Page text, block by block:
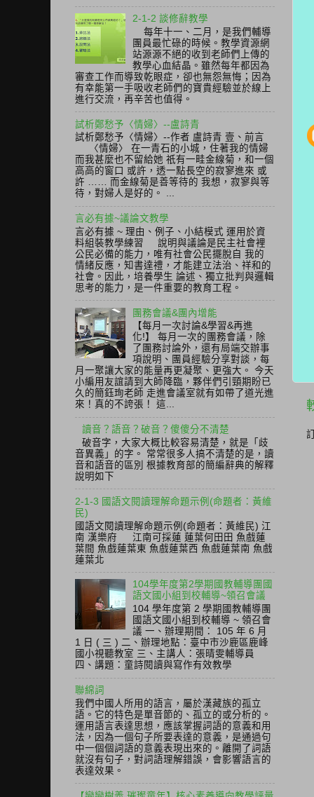
2-1-2 談修辭教學
每年十一、二月，是我們輔導
團員最忙碌的時候。教學資源網
站源源不絕的收到老師們上傳的
教學心血結晶。雖然每年都因為
審查工作而導致乾眼症，卻也無怨無悔；因為
有幸能第一手吸收老師們的寶貴經驗並於線上
進行交流，再辛苦也值得。
試析鄭愁予〈情婦〉--盧詩青
試析鄭愁予〈情婦〉--作者 盧詩青 壹、前言
〈情婦〉 在一青石的小城，住著我的情婦
而我甚麼也不留給她 祇有一畦金線菊，和一個
高高的窗口 或許，透一點長空的寂寥進來 或
許 …… 而金線菊是善等待的 我想，寂寥與等
待，對婦人是好的。 ...
言必有據~議論文教學
言必有據 ~ 理由、例子、小結模式 運用於資
料組裝教學練習 說明與議論是民主社會裡
公民必備的能力，唯有社會公民擺脫自 我的
情緒反應，知書達禮，才能建立法治、祥和的
社會。因此，培養學生 論述、獨立批判與邏輯
思考的能力，是一件重要的教育工程。
團務會議&團內增能
【每月一次討論&學習&再進
化!】 每月一次的團務會議，除
了團務討論外，還有局端交辦事
項說明、團員經驗分享對談，每
月一聚讓大家的能量再更凝聚、更強大。 今天
小編用友誼請到大師降臨，夥伴們引頸期盼已
久的簡鈺珣老師 走進會議室就有如帶了道光進
來！真的不誇張！ 這...
讀音？語音？破音？傻傻分不清楚
破音字，大家大概比較容易清楚，就是「歧
音異義」的字。 常常很多人搞不清楚的是，讀
音和語音的區別 根據教育部的簡編辭典的解釋
說明如下
2-1-3 國語文閱讀理解命題示例(命題者：黃維
民)
國語文閱讀理解命題示例(命題者：黃維民) 江
南 漢樂府 江南可採蓮 蓮葉何田田 魚戲蓮
葉間 魚戲蓮葉東 魚戲蓮葉西 魚戲蓮葉南 魚戲
蓮葉北
104學年度第2學期國教輔導團國
語文國小組到校輔導~領召會議
104 學年度第 2 學期國教輔導團
國語文國小組到校輔導 ~ 領召會
議 一、辦理期間： 105 年 6 月
1 日 ( 三 ) 二、辦理地點：臺中市沙鹿區鹿峰
國小視聽教室 三、主講人：張晴雯輔導員
四、講題：童詩閱讀與寫作有效教學
聯綿詞
我們中國人所用的語言，屬於漢藏族的孤立
語。它的特色是單音節的、孤立的或分析的。
運用語言表達思想，應該掌握詞語的意義和用
法，因為一個句子所要表達的意義，是通過句
中一個個詞語的意義表現出來的。離開了詞語
就沒有句子，對詞語理解錯誤，會影響語言的
表達效果。